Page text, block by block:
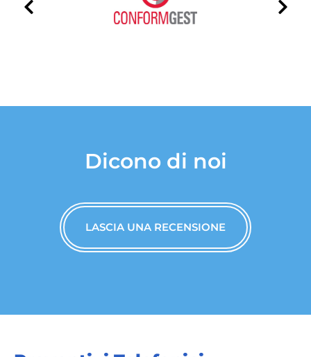
Dicono di noi
LASCIA UNA RECENSIONE